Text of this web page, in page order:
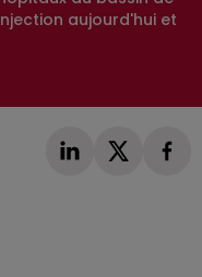
aujourd'hui et